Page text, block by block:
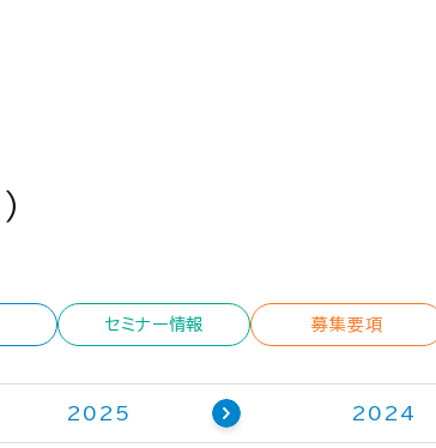
セミナー情報 募集要項
2025 2024